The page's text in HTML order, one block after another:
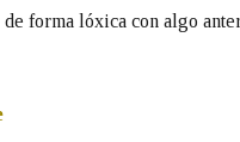
forma lóxica con algo